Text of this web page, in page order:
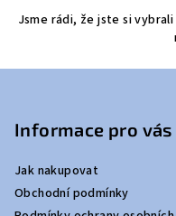
Jsme rádi, že jste si
Informace pro vás
Jak nakupovat
Obchodní podmínky